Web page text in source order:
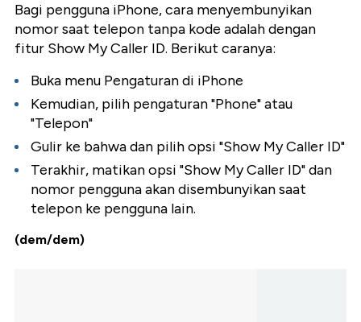
Bagi pengguna iPhone, cara menyembunyikan
nomor saat telepon tanpa kode adalah dengan
fitur Show My Caller ID. Berikut caranya:
Buka menu Pengaturan di iPhone
Kemudian, pilih pengaturan "Phone" atau
"Telepon"
Gulir ke bahwa dan pilih opsi "Show My Caller ID"
Terakhir, matikan opsi "Show My Caller ID" dan
nomor pengguna akan disembunyikan saat
telepon ke pengguna lain.
(dem/dem)